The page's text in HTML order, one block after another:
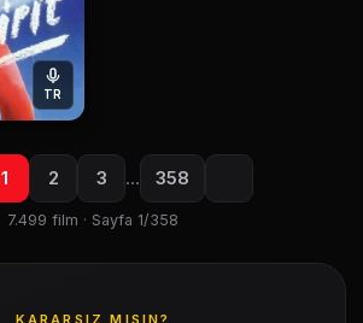
TR
1 2 3 … 358
7.499 film · Sayfa 1/358
KARARSIZ MISIN?